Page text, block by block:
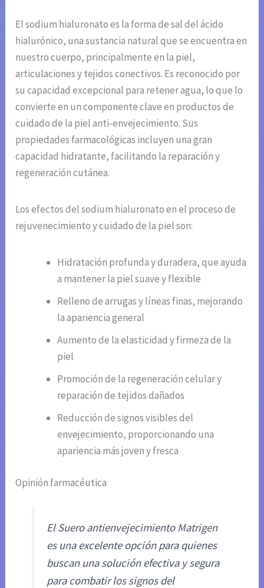
El sodium hialuronato es la forma de sal del ácido
hialurónico, una sustancia natural que se encuentra en
nuestro cuerpo, principalmente en la piel,
articulaciones y tejidos conectivos. Es reconocido por
su capacidad excepcional para retener agua, lo que lo
convierte en un componente clave en productos de
cuidado de la piel anti-envejecimiento. Sus
propiedades farmacológicas incluyen una gran
capacidad hidratante, facilitando la reparación y
regeneración cutánea.
Los efectos del sodium hialuronato en el proceso de
rejuvenecimiento y cuidado de la piel son:
Hidratación profunda y duradera, que ayuda
a mantener la piel suave y flexible
Relleno de arrugas y líneas finas, mejorando
la apariencia general
Aumento de la elasticidad y firmeza de la
piel
Promoción de la regeneración celular y
reparación de tejidos dañados
Reducción de signos visibles del
envejecimiento, proporcionando una
apariencia más joven y fresca
Opinión farmacéutica
El Suero antienvejecimiento Matrigen
es una excelente opción para quienes
buscan una solución efectiva y segura
para combatir los signos del